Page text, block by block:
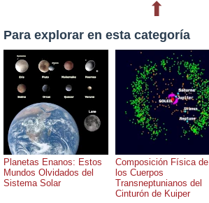
⬆
Para explorar en esta categoría
Planetas Enanos: Estos
Mundos Olvidados del
Sistema Solar
Composición Física de
los Cuerpos
Transneptunianos del
Cinturón de Kuiper